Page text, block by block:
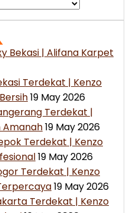
Bekasi | Alifana Karpet
Terdekat | Kenzo
19 May 2026
Terdekat |
Amanah19 May 2026
Terdekat | Kenzo
19 May 2026
Terdekat | Kenzo
19 May 2026
Terdekat | Kenzo